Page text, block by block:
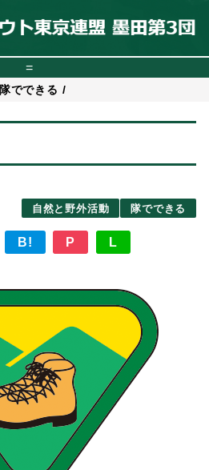
=
隊でできる /
自然と野外活動
隊でできる
B! P L